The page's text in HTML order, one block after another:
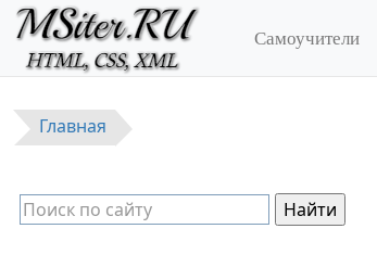
Перейти к основному содержанию
Самоучители
Главная